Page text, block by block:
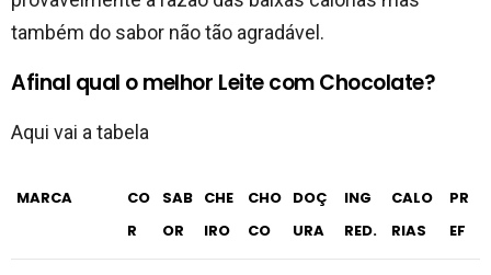
também do sabor não tão agradável.
Afinal qual o melhor Leite com Chocolate?
Aqui vai a tabela
MARCA
CO
R
SAB
OR
CHE
IRO
CHO
CO
DOÇ
URA
ING
RED.
CALO
RIAS
PR
EF